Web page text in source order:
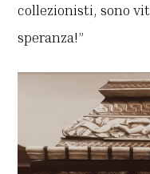
collezionisti, sono
speranza!”